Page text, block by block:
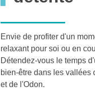
Envie de profiter d'un
relaxant pour soi ou en
Détendez-vous le temps
bien-être dans les vallées
et de l'Odon.